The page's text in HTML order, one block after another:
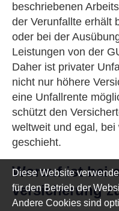
beschriebenen
der Verunfallte erhält
oder bei der
Leistungen von der
Daher ist privater
nicht nur höhere
eine Unfallrente
schützt den
weltweit und egal, bei
geschieht.
Worauf ist bei
ver­si­che­rung
Diese Website
für den Betrieb der
Andere Cookies sind